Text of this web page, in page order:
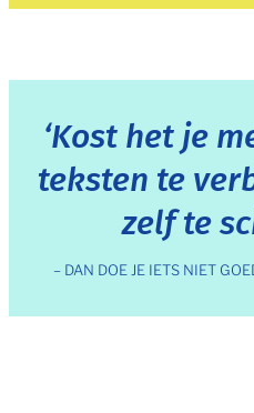
‘Kost het je
teksten te
zelf te
– DAN DOE JE IETS NIET